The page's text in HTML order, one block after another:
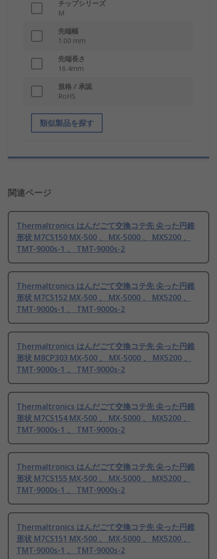
チップシリーズ
M
先端幅
1.00 mm
先端長さ
16.4mm
規格 / 承認
RoHS
類似製品を探す
関連ページ
Thermaltronics はんだごて交換コテ先 尖った円錐
形状 M7CS150 MX-500 、 MX-5000 、 MX5200 、
TMT-9000s-1 、 TMT-9000s-2
Thermaltronics はんだごて交換コテ先 尖った円錐
形状 M7CS152 MX-500 、 MX-5000 、 MX5200 、
TMT-9000s-1 、 TMT-9000s-2
Thermaltronics はんだごて交換コテ先 尖った円錐
形状 M8CP303 MX-500 、 MX-5000 、 MX5200 、
TMT-9000s-1 、 TMT-9000s-2
Thermaltronics はんだごて交換コテ先 尖った円錐
形状 M7CS154 MX-500 、 MX-5000 、 MX5200 、
TMT-9000s-1 、 TMT-9000s-2
Thermaltronics はんだごて交換コテ先 尖った円錐
形状 M7CS155 MX-500 、 MX-5000 、 MX5200 、
TMT-9000s-1 、 TMT-9000s-2
Thermaltronics はんだごて交換コテ先 尖った円錐
形状 M7CS151 MX-500 、 MX-5000 、 MX5200 、
TMT-9000s-1 、 TMT-9000s-2